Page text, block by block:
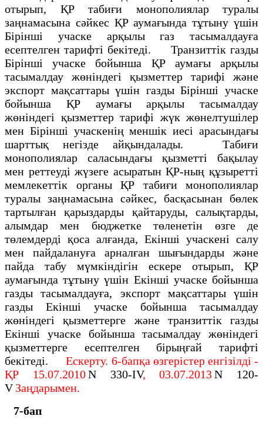
отырып, ҚР табиғи монополиялар туралы
заңнамасына сәйкес ҚР аумағында тұтыну үшін
Бірінші учаске арқылы газ тасымалдауға
есептелген тарифті бекітеді. Транзиттік газды
Бірінші учаске бойынша ҚР аумағы арқылы
тасымалдау жөніндегі қызметтер тарифі және
экспорт мақсаттары үшін газды Бірінші учаске
бойынша ҚР аумағы арқылы тасымалдау
жөніндегі қызметтер тарифі жүк жөнелтушілер
мен Бірінші учаскенің меншік иесі арасындағы
шарттық негізде айқындалады. Табиғи
монополиялар саласындағы қызметті бақылау
мен реттеуді жүзеге асыратын ҚР-ның құзыретті
мемлекеттік органы ҚР табиғи монополиялар
туралы заңнамасына сәйкес, басқасынан бөлек
тартылған қарыздарды қайтаруды, салықтарды,
алымдар мен бюджетке төленетін өзге де
төлемдерді қоса алғанда, Екінші учаскені салу
мен пайдалануға арналған шығындарды және
пайда табу мүмкіндігін ескере отырып, ҚР
аумағында тұтыну үшін Екінші учаске бойынша
газды тасымалдауға, экспорт мақсаттары үшін
газды Екінші учаске бойынша тасымалдау
жөніндегі қызметтерге және транзиттік газды
Екінші учаске бойынша тасымалдау жөніндегі
қызметтерге есептелген бірыңғай тарифті
бекітеді.Ескерту. 6-бапқа өзгерістер енгізілді -
ҚР 15.07.2010N 330-IV, 03.07.2013N 120-
VЗаңдарымен.
7-бап